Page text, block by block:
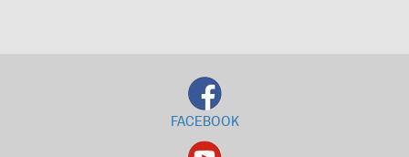
FACEBOOK